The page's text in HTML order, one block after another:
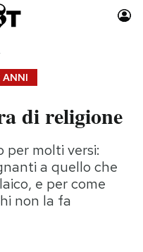
Moda
Consumismi
Storie/Idee
Ok Boomer!
ANNI
di religione
per molti versi:
a quello che
e per come
non la fa